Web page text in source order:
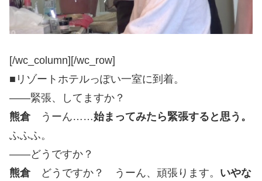
[/wc_column][/wc_row]
■リゾートホテルっぽい一室に到着。
——緊張、してますか？
熊倉
うーん……始まってみたら緊張すると思う。
ふふふ。
――どうですか？
熊倉
どうですか？ うーん、頑張ります。 いやな